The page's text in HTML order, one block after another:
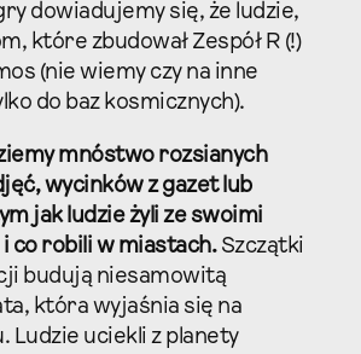
dowiadujemy się, że ludzie,
które zbudował Zespół R (!)
(nie wiemy czy na inne
do baz kosmicznych).
mnóstwo rozsianych
wycinków z gazet lub
jak ludzie żyli ze swoimi
co robili w miastach. Szczątki
budują niesamowitą
która wyjaśnia się na
Ludzie uciekli z planety